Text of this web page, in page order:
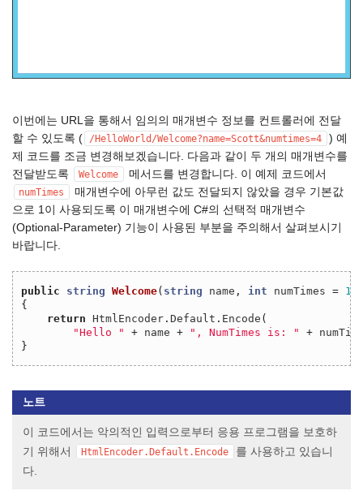
이번에는 URL을 통해서 임의의 매개변수 정보를 컨트롤러에 전달
할 수 있도록 (
/HelloWorld/Welcome?name=Scott&numtimes=4
) 예
제 코드를 조금 변경해보겠습니다. 다음과 같이 두 개의 매개변수를
전달받도록
Welcome 메서드를 변경합니다. 이 예제 코드에서
numTimes
매개변수에 아무런 값도 전달되지 않았을 경우 기본값
으로 1이 사용되도록 이 매개변수에 C#의 선택적 매개변수
(Optional-Parameter) 기능이 사용된 부분을 주의해서 살펴보시기
바랍니다.
public string Welcome( string name , int numTimes = 1
{
return HtmlEncoder . Default . Encode (
"Hello "
+ name + ", NumTimes is: " +
}
노트
이 코드에서는 악의적인 입력으로부터 응용 프로그램을 보호하
기 위해서
HtmlEncoder.Default.Encode
를 사용하고 있습니
다.